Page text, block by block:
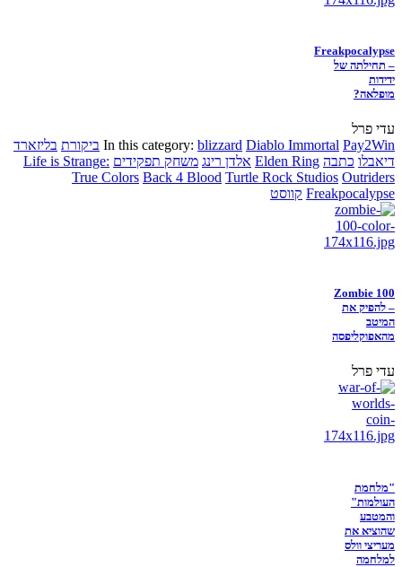
Freakpocalypse
– תחילתה של
ידידות
מופלאה?
עדי פרל
In this category: blizzard Diablo Immortal Pay2Win ביקורת בליזארד
דיאבלו כתבה Elden Ring אלדן רינג משחק תפקידים Life is Strange:
True Colors Back 4 Blood Turtle Rock Studios Outriders
Freakpocalypse קווסט
Zombie 100
– להפיק את
המיטב
מהאפוקליפסה
עדי פרל
"מלחמת
העולמות"
והמטבע
שהוציא את
מעריצי וולס
למלחמה